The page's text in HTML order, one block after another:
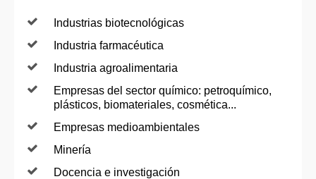
Industrias biotecnológicas
Industria farmacéutica
Industria agroalimentaria
Empresas del sector químico: petroquímico,
plásticos, biomateriales, cosmética...
Empresas medioambientales
Minería
Docencia e investigación